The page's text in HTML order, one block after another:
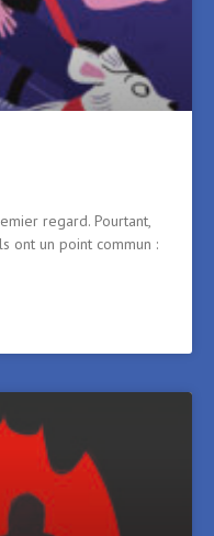
regard. Pourtant,
ont un point commun :